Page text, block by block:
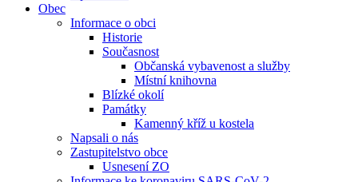
Obec
Informace o obci
Historie
Současnost
Občanská vybavenost a služby
Místní knihovna
Blízké okolí
Památky
Kamenný kříž u kostela
Napsali o nás
Zastupitelstvo obce
Usnesení ZO